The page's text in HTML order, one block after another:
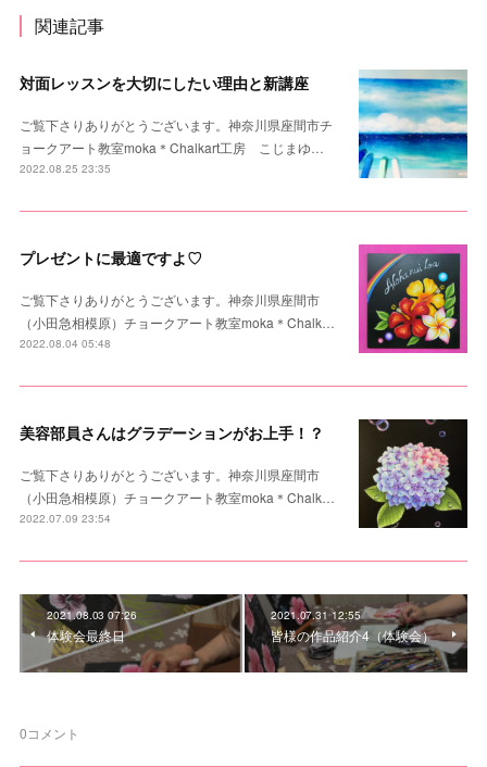
関連記事
対面レッスンを大切にしたい理由と新講座
ご覧下さりありがとうございます。神奈川県座間市チ
ョークアート教室moka＊Chalkart工房 こじまゆ…
2022.08.25 23:35
プレゼントに最適ですよ♡
ご覧下さりありがとうございます。神奈川県座間市
（小田急相模原）チョークアート教室moka＊Chalk…
2022.08.04 05:48
美容部員さんはグラデーションがお上手！？
ご覧下さりありがとうございます。神奈川県座間市
（小田急相模原）チョークアート教室moka＊Chalk…
2022.07.09 23:54
2021.08.03 07:26
体験会最終日
2021.07.31 12:55
皆様の作品紹介4（体験会）
0コメント